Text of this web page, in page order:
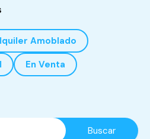
Amoblado
En Venta